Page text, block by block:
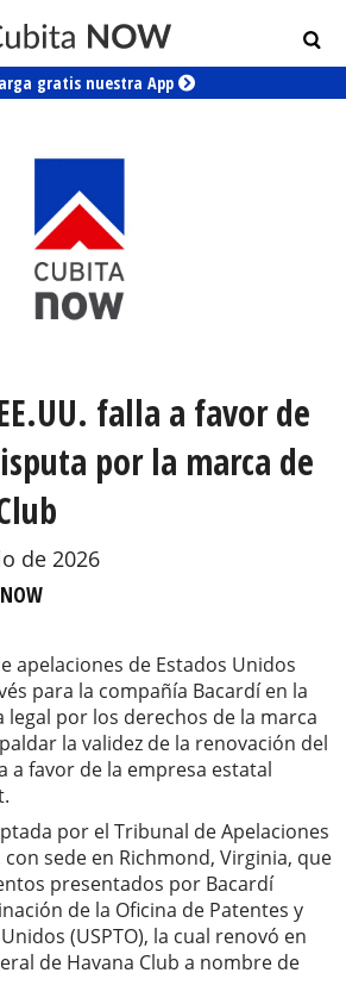
gratis nuestra App
falla a favor de
por la marca de
de 2026
apelaciones de Estados Unidos
para la compañía Bacardí en la
por los derechos de la marca
la validez de la renovación del
a favor de la empresa estatal
por el Tribunal de Apelaciones
sede en Richmond, Virginia, que
presentados por Bacardí
de la Oficina de Patentes y
(USPTO), la cual renovó en
de Havana Club a nombre de